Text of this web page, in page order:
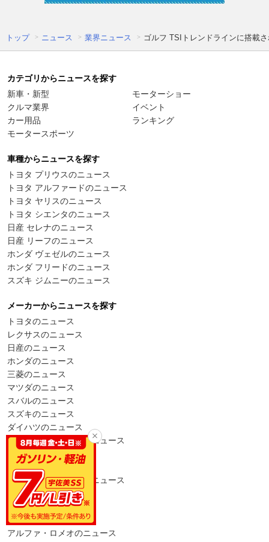
トップ ニュース 業界ニュース ゴルフ TSIトレンドラインに搭載
カテゴリからニュースを探す
新車・新型
クルマ業界
カー用品
モータースポーツ
モーターショー
イベント
ランキング
車種からニュースを探す
トヨタ プリウスのニュース
トヨタ アルファードのニュース
トヨタ ヤリスのニュース
トヨタ シエンタのニュース
日産 セレナのニュース
日産 リーフのニュース
ホンダ ヴェゼルのニュース
ホンダ フリードのニュース
スズキ ジムニーのニュース
メーカーからニュースを探す
トヨタのニュース
レクサスのニュース
日産のニュース
ホンダのニュース
三菱のニュース
マツダのニュース
スバルのニュース
スズキのニュース
ダイハツのニュース
メルセデス・ベンツのニュース
BMWのニュース
アウディのニュース
フォルクスワーゲンのニュース
ポルシェのニュース
ミニのニュース
プジョーのニュース
アルファ・ロメオのニュース